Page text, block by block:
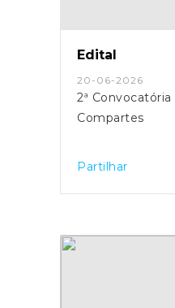
Edital
20-06-2026
2ª
Compartes
Partilhar